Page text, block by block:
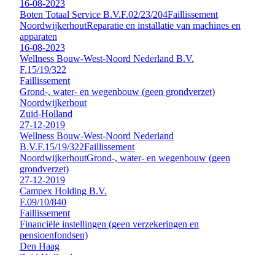
16-08-2023
Boten Totaal Service B.V.F.02/23/204Faillissement
NoordwijkerhoutReparatie en installatie van machines en
apparaten
16-08-2023
Wellness Bouw-West-Noord Nederland B.V.
F.15/19/322
Faillissement
Grond-, water- en wegenbouw (geen grondverzet)
Noordwijkerhout
Zuid-Holland
27-12-2019
Wellness Bouw-West-Noord Nederland
B.V.F.15/19/322Faillissement
NoordwijkerhoutGrond-, water- en wegenbouw (geen
grondverzet)
27-12-2019
Campex Holding B.V.
F.09/10/840
Faillissement
Financiële instellingen (geen verzekeringen en
pensioenfondsen)
Den Haag